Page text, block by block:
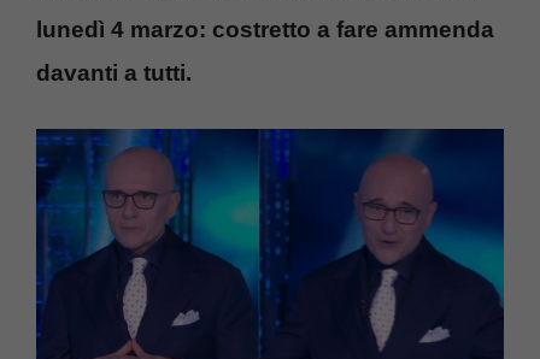
lunedì 4 marzo: costretto a fare ammenda
davanti a tutti.